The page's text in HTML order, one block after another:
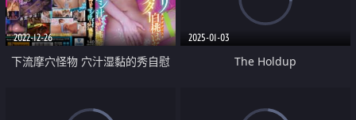
2022-12-26
下流摩穴怪物 穴汁湿黏的秀自慰
2025-01-03
The Holdup